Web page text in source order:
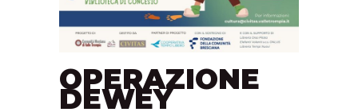
OPERAZIONE
DEWEY